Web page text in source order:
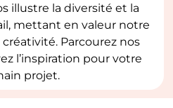
illustre la diversité et la
mettant en valeur notre
Parcourez nos
l’inspiration pour votre
projet.